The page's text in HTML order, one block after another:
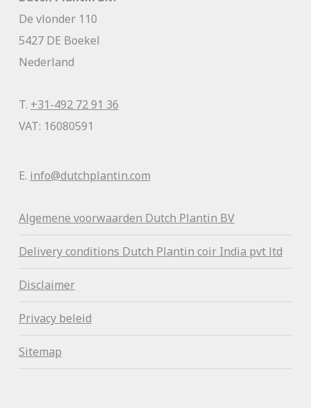
De vlonder 110
5427 DE Boekel
Nederland
T. +31-492 72 91 36
VAT: 16080591
E. info@dutchplantin.com
Algemene voorwaarden Dutch Plantin BV
Delivery conditions Dutch Plantin coir India pvt ltd
Disclaimer
Privacy beleid
Sitemap